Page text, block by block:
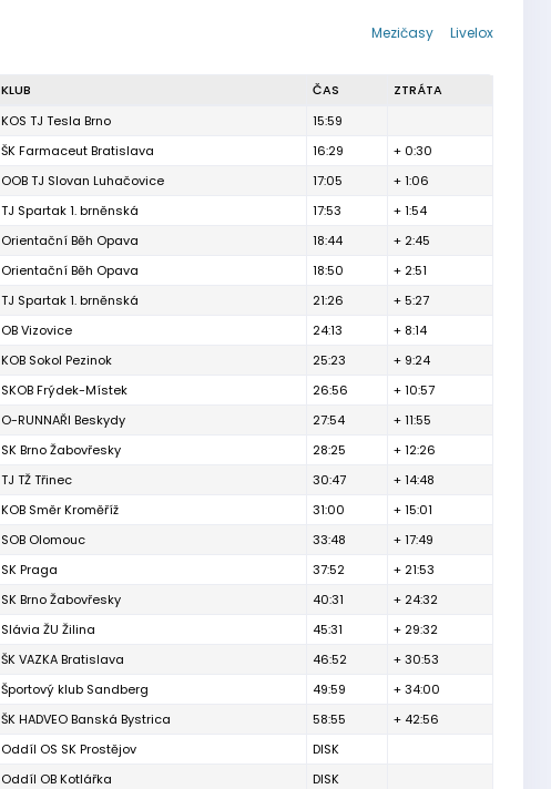
Livelox
Mezičasy
KLUB ČAS
ZTRÁTA
KOS TJ Tesla Brno
15:59
ŠK Farmaceut Bratislava 16:29
+ 0:30
OOB TJ Slovan Luhačovice 17:05
+ 1:06
TJ Spartak 1. brněnská 17:53
+ 1:54
Orientační Běh Opava 18:44
+ 2:45
Orientační Běh Opava 18:50
+ 2:51
TJ Spartak 1. brněnská 21:26
+ 5:27
OB Vizovice 24:13
+ 8:14
KOB Sokol Pezinok 25:23
+ 9:24
SKOB Frýdek-Místek 26:56
+ 10:57
O-RUNNAŘI Beskydy 27:54
+ 11:55
SK Brno Žabovřesky 28:25
+ 12:26
TJ TŽ Třinec 30:47
+ 14:48
KOB Směr Kroměříž 31:00
+ 15:01
SOB Olomouc 33:48
+ 17:49
SK Praga 37:52
+ 21:53
SK Brno Žabovřesky 40:31
+ 24:32
Slávia ŽU Žilina 45:31
+ 29:32
ŠK VAZKA Bratislava 46:52
+ 30:53
Športový klub Sandberg 49:59
+ 34:00
ŠK HADVEO Banská Bystrica 58:55
+ 42:56
Oddíl OS SK Prostějov
DISK
Oddíl OB Kotlářka DISK